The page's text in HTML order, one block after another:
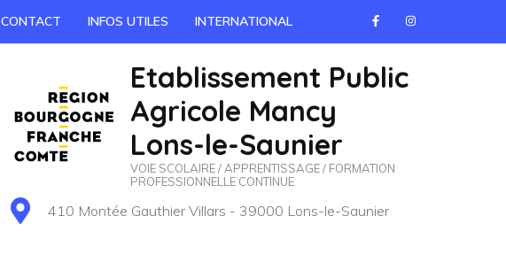
CONTACT INFOS UTILES INTERNATIONAL
Etablissement Public
Agricole Mancy
Lons-le-Saunier
VOIE SCOLAIRE / APPRENTISSAGE / FORMATION
PROFESSIONNELLE CONTINUE
410 Montée Gauthier Villars - 39000 Lons-le-Saunier